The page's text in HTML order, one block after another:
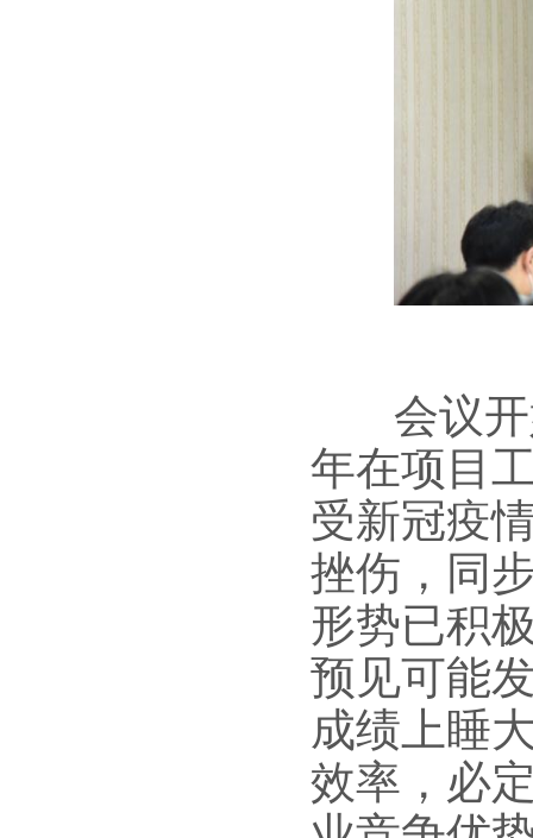
会议
年在项目
受新冠疫
挫伤，同
形势已积
预见可能
成绩上睡
效率，必